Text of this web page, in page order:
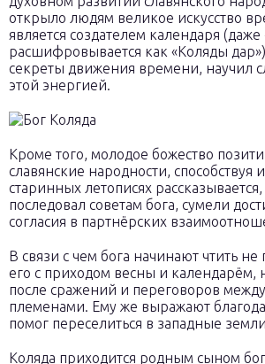
открыло людям великое искусство
является создателем календаря (даже
расшифровывается как «Коляды
секреты движения времени, научил
этой энергией.
Кроме того, молодое божество
славянские народности,
старинных летописях рассказывается,
последовал советам бога, сумели
согласия в партнёрских
В связи с чем бога начинают чтить не
его с приходом весны и календарём,
после сражений и переговоров
племенами. Ему же выражают
помог переселиться в западные
Коляда приходится родным сыном